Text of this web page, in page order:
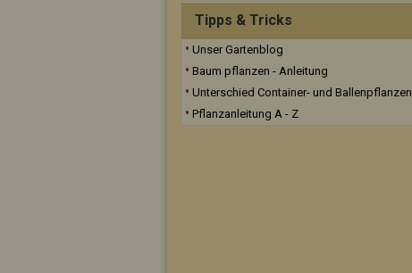
Tipps & Tricks
Unser Gartenblog
Baum pflanzen - Anleitung
Unterschied Container- und Ballenpflanzen
Pflanzanleitung A - Z